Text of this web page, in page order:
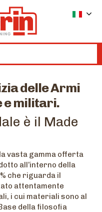
delle Armi
e militari.
è il Made
vasta gamma offerta
all’interno della
che riguarda il
attentamente
i cui materiali sono al
della filosofia